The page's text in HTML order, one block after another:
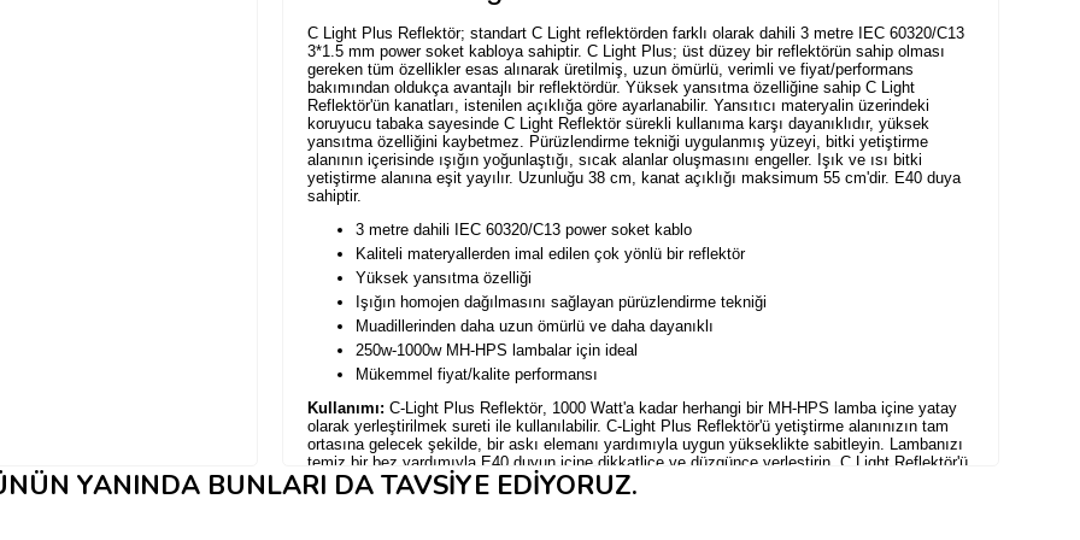
C Light Plus Reflektör; standart C Light reflektörden farklı olarak dahili 3 metre
IEC 60320/C13
3*1.5 mm power soket kabloya sahiptir. C Light Plus; üst düzey bir reflektörün sahip olması
gereken tüm özellikler esas alınarak üretilmiş, uzun ömürlü, verimli ve fiyat/performans
bakımından oldukça avantajlı bir reflektördür. Yüksek yansıtma özelliğine sahip C Light
Reflektör'ün kanatları, istenilen açıklığa göre ayarlanabilir. Yansıtıcı materyalin üzerindeki
koruyucu tabaka sayesinde C Light Reflektör sürekli kullanıma karşı dayanıklıdır, yüksek
yansıtma özelliğini kaybetmez. Pürüzlendirme tekniği uygulanmış yüzeyi, bitki yetiştirme
alanının içerisinde ışığın yoğunlaştığı, sıcak alanlar oluşmasını engeller. Işık ve ısı bitki
yetiştirme alanına eşit yayılır. Uzunluğu 38 cm, kanat açıklığı maksimum 55 cm'dir. E40 duya
sahiptir.
3 metre dahili
IEC 60320/C13 power soket kablo
Kaliteli materyallerden imal edilen çok yönlü bir reflektör
Yüksek yansıtma özelliği
Işığın homojen dağılmasını sağlayan pürüzlendirme tekniği
Muadillerinden daha uzun ömürlü ve daha dayanıklı
250w-1000w MH-HPS lambalar için ideal
Mükemmel fiyat/kalite performansı
Kullanımı: C-Light Plus Reflektör, 1000 Watt'a kadar herhangi bir MH-HPS lamba içine yatay
olarak yerleştirilmek sureti ile kullanılabilir. C-Light Plus Reflektör'ü yetiştirme alanınızın tam
ortasına gelecek şekilde, bir askı elemanı yardımıyla uygun yükseklikte sabitleyin. Lambanızı
temiz bir bez yardımıyla E40 duyun içine dikkatlice ve düzgünce yerleştirin. C Light Reflektör'ü
uygun Watt değerine sahip, MH-HPS lambalarla çalışabilen bir balasta bağlayın ve açın.
YANINDA BUNLARI DA TAVSIYE EDIYORUZ.